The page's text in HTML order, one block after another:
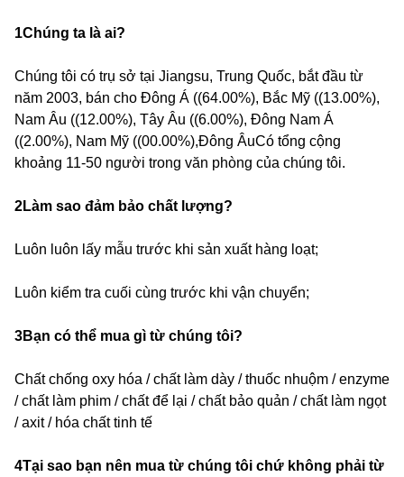
1Chúng ta là ai?
Chúng tôi có trụ sở tại Jiangsu, Trung Quốc, bắt đầu từ
năm 2003, bán cho Đông Á ((64.00%), Bắc Mỹ ((13.00%),
Nam Âu ((12.00%), Tây Âu ((6.00%), Đông Nam Á
((2.00%), Nam Mỹ ((00.00%),Đông ÂuCó tổng cộng
khoảng 11-50 người trong văn phòng của chúng tôi.
2Làm sao đảm bảo chất lượng?
Luôn luôn lấy mẫu trước khi sản xuất hàng loạt;
Luôn kiểm tra cuối cùng trước khi vận chuyển;
3Bạn có thể mua gì từ chúng tôi?
Chất chống oxy hóa / chất làm dày / thuốc nhuộm / enzyme
/ chất làm phim / chất để lại / chất bảo quản / chất làm ngọt
/ axit / hóa chất tinh tế
4Tại sao bạn nên mua từ chúng tôi chứ không phải từ